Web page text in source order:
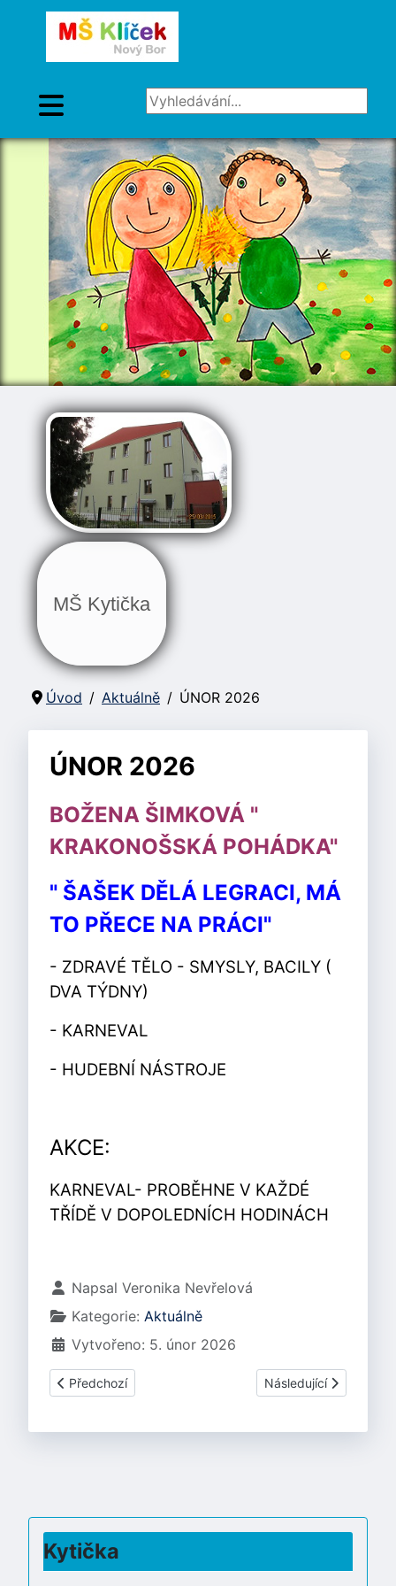
Vyhledávání...
MŠ Kytička
Úvod Aktuálně ÚNOR 2026
ÚNOR 2026
BOŽENA ŠIMKOVÁ "
KRAKONOŠSKÁ POHÁDKA"
" ŠAŠEK DĚLÁ LEGRACI, MÁ
TO PŘECE NA PRÁCI"
- ZDRAVÉ TĚLO - SMYSLY, BACILY (
DVA TÝDNY)
- KARNEVAL
- HUDEBNÍ NÁSTROJE
AKCE:
KARNEVAL- PROBĚHNE V KAŽDÉ
TŘÍDĚ V DOPOLEDNÍCH HODINÁCH
Základní údaje
Napsal Veronika Nevřelová
Kategorie: Aktuálně
Vytvořeno: 5. únor 2026
Předchozí článek: BŘEZEN 2026
Předchozí Další článek: LEDEN
Následující
Kytička